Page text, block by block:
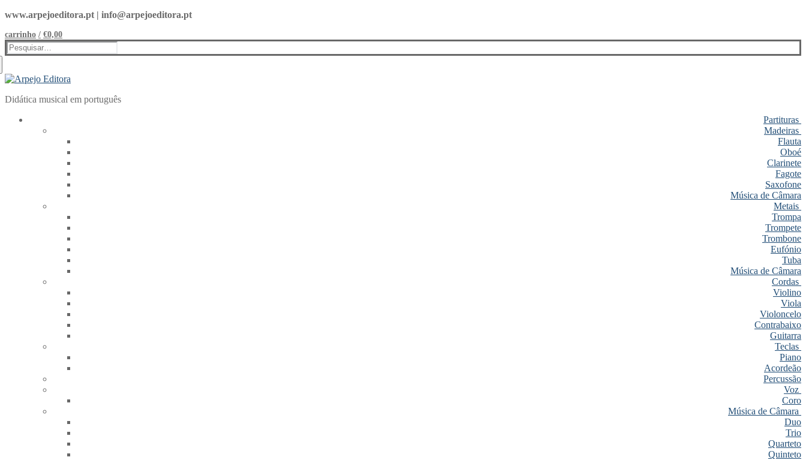
Saltar
conteúdo
Menu
Fechar
www.arpejoeditora.pt | info@arpejoeditora.pt
carrinho / €0,00
Pesquisar
por:
Didática musical em português
Partituras
Madeiras
Flauta
Oboé
Clarinete
Fagote
Saxofone
Música de Câmara
Metais
Trompa
Trompete
Trombone
Eufónio
Tuba
Música de Câmara
Cordas
Violino
Viola
Violoncelo
Contrabaixo
Guitarra
Teclas
Piano
Acordeão
Percussão
Voz
Coro
Música de Câmara
Duo
Trio
Quarteto
Quinteto